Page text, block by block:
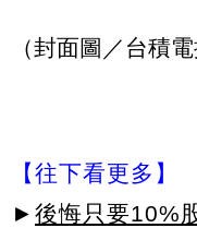
（封面圖／台積電
【往下看更多】
► 後悔只要10%